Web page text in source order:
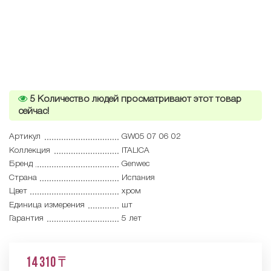
5 Количество людей просматривают этот товар
сейчас!
Артикул
GW05 07 06 02
Коллекция
ITALICA
Бренд
Genwec
Страна
Испания
Цвет
хром
Единица измерения
шт
Гарантия
5 лет
14 310 ₸